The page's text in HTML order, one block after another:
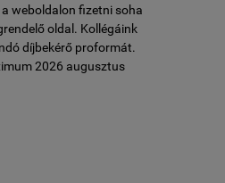
weboldalon fizetni soha
oldal. Kollégáink
díjbekérő proformát.
2026 augusztus